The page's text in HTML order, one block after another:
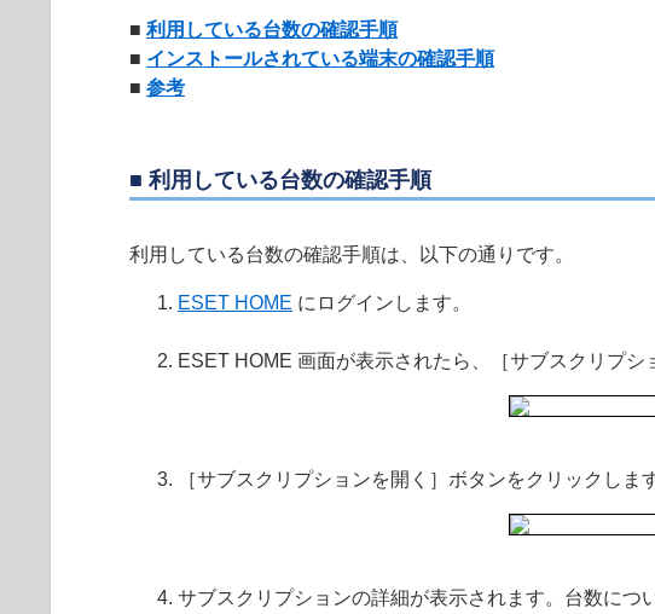
■ 利用している台数の確認手順
■ インストールされている端末の確認手順
■ 参考
■ 利用している台数の確認手順
利用している台数の確認手順は、以下の通りです。
ESET HOME にログインします。
ESET HOME 画面が表示されたら、［サブスクリプシ
［サブスクリプションを開く］ボタンをクリックします
サブスクリプションの詳細が表示されます。台数に